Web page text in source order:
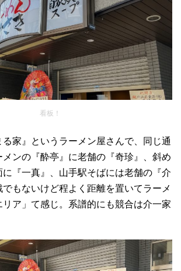
看板！
る家』というラーメン屋さんで、同じ通
メンの『酔亭』に老舗の『奇珍』、斜め
『一真』、山手駅そばには老舗の『介
もないけど程よく距離を置いてラーメ
リア」て感じ。系譜的にも競合は介一家